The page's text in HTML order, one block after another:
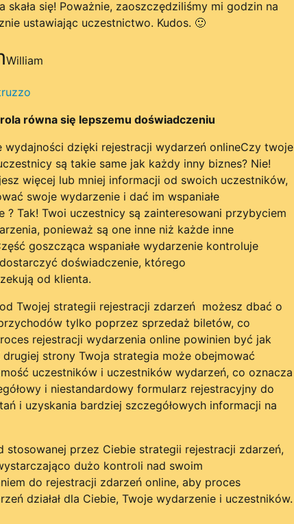
skała się! Poważnie, zaoszczędziliśmy mi godzin na
ustawiając uczestnictwo. Kudos. 🙂
William
równa się lepszemu doświadczeniu
Czy twoje
są takie same jak każdy inny biznes? Nie!
więcej lub mniej informacji od swoich uczestników,
swoje wydarzenie i dać im wspaniałe
? Tak! Twoi uczestnicy są zainteresowani przybyciem
ponieważ są one inne niż każde inne
goszcząca wspaniałe wydarzenie kontroluje
doświadczenie, którego
od klienta.
Twojej strategii rejestracji zdarzeń możesz dbać o
tylko poprzez sprzedaż biletów, co
rejestracji wydarzenia online powinien być jak
drugiej strony Twoja strategia może obejmować
uczestników i uczestników wydarzeń, co oznacza
i niestandardowy formularz rejestracyjny do
i uzyskania bardziej szczegółowych informacji na
stosowanej przez Ciebie strategii rejestracji zdarzeń,
dużo kontroli nad swoim
do rejestracji zdarzeń online, aby proces
działał dla Ciebie, Twoje wydarzenie i uczestników.